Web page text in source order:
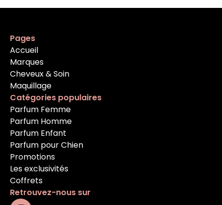
Pages
Accueil
Marques
Cheveux & Soin
Maquillage
Catégories populaires
Parfum Femme
Parfum Homme
Parfum Enfant
Parfum pour Chien
Promotions
Les exclusivités
Coffrets
Retrouvez-nous sur